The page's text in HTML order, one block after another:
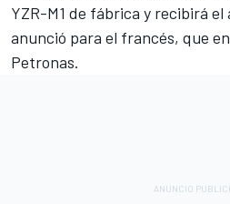
YZR-M1 de fábrica y recibirá el
anunció para el francés, que
Petronas.